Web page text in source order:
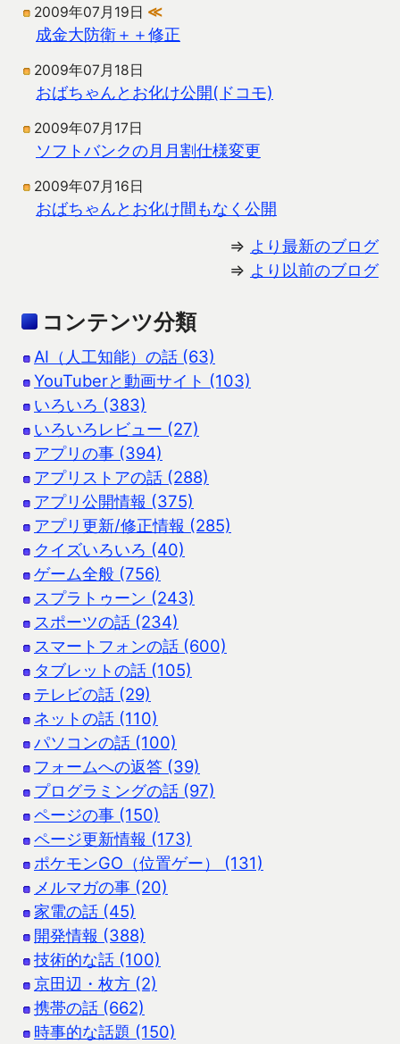
2009年07月19日 ≪
成金大防衛＋＋修正
2009年07月18日
おばちゃんとお化け公開(ドコモ)
2009年07月17日
ソフトバンクの月月割仕様変更
2009年07月16日
おばちゃんとお化け間もなく公開
⇒ より最新のブログ
⇒ より以前のブログ
コンテンツ分類
AI（人工知能）の話 (63)
YouTuberと動画サイト (103)
いろいろ (383)
いろいろレビュー (27)
アプリの事 (394)
アプリストアの話 (288)
アプリ公開情報 (375)
アプリ更新/修正情報 (285)
クイズいろいろ (40)
ゲーム全般 (756)
スプラトゥーン (243)
スポーツの話 (234)
スマートフォンの話 (600)
タブレットの話 (105)
テレビの話 (29)
ネットの話 (110)
パソコンの話 (100)
フォームへの返答 (39)
プログラミングの話 (97)
ページの事 (150)
ページ更新情報 (173)
ポケモンGO（位置ゲー） (131)
メルマガの事 (20)
家電の話 (45)
開発情報 (388)
技術的な話 (100)
京田辺・枚方 (2)
携帯の話 (662)
時事的な話題 (150)